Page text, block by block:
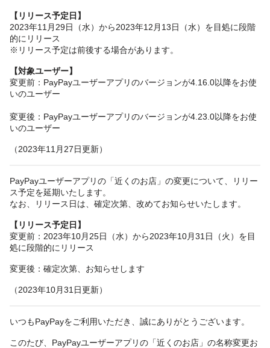
【リリース予定日】
2023年11月29日（水）から2023年12月13日（水）を目処に段階
的にリリース
※リリース予定は前後する場合があります。
【対象ユーザー】
変更前：PayPayユーザーアプリのバージョンが4.16.0以降をお使
いのユーザー
変更後：PayPayユーザーアプリのバージョンが4.23.0以降をお使
いのユーザー
（2023年11月27日更新）
PayPayユーザーアプリの「近くのお店」の変更について、リリー
ス予定を延期いたします。
なお、リリース日は、確定次第、改めてお知らせいたします。
【リリース予定日】
変更前：2023年10月25日（水）から2023年10月31日（火）を目
処に段階的にリリース
変更後：確定次第、お知らせします
（2023年10月31日更新）
いつもPayPayをご利用いただき、誠にありがとうございます。
このたび、PayPayユーザーアプリの「近くのお店」の名称変更お